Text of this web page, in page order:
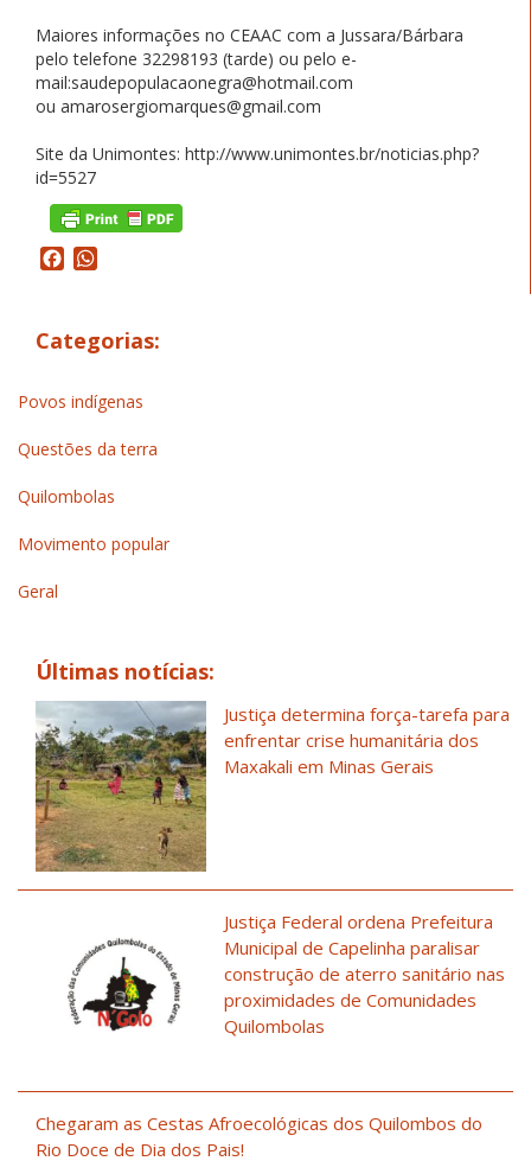
Maiores informações no CEAAC com a Jussara/Bárbara
pelo telefone 32298193 (tarde) ou pelo e-
mail:saudepopulacaonegra@hotmail.com
ou amarosergiomarques@gmail.com
Site da Unimontes: http://www.unimontes.br/noticias.php?
id=5527
Facebook
Categorias:
Povos indígenas
Questões da terra
Quilombolas
Movimento popular
Geral
Últimas notícias:
Justiça determina força-tarefa para
enfrentar crise humanitária dos
Maxakali em Minas Gerais
Justiça Federal ordena Prefeitura
Municipal de Capelinha paralisar
construção de aterro sanitário nas
proximidades de Comunidades
Quilombolas
Chegaram as Cestas Afroecológicas dos Quilombos do
Rio Doce de Dia dos Pais!